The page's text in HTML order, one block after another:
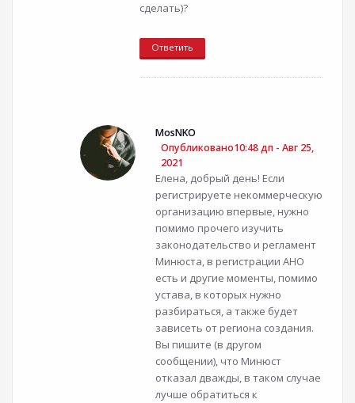
сделать)?
Ответить
MosNKO
Опубликовано10:48 дп - Авг 25,
2021
Елена, добрый день! Если
регистрируете некоммерческую
организацию впервые, нужно
помимо прочего изучить
законодательство и регламент
Минюста, в регистрации АНО
есть и другие моменты, помимо
устава, в которых нужно
разбираться, а также будет
зависеть от региона создания.
Вы пишите (в другом
сообщении), что Минюст
отказал дважды, в таком случае
лучше обратиться к